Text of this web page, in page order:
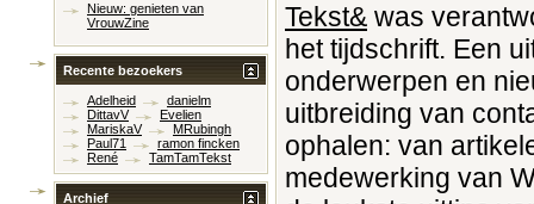
Tekst& was
het tijdschrift. Een
onderwerpen en
uitbreiding van
ophalen: van
medewerking van
Nieuw: genieten van
VrouwZine
Recente bezoekers
Adelheid
danielm
DittavV
Evelien
MariskaV
MRubingh
Paul71
ramon fincken
René
TamTamTekst
Archief